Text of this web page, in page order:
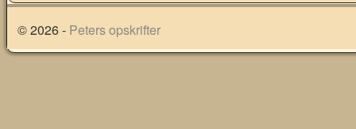
© 2026 - Peters opskrifter